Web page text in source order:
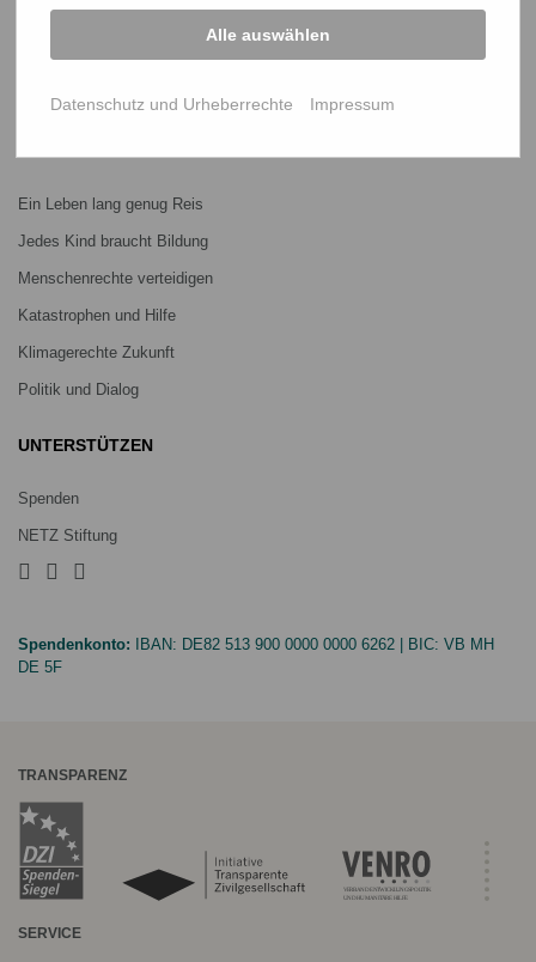
Über uns
Mitmachen
Ein Leben lang genug Reis
Jedes Kind braucht Bildung
Menschenrechte verteidigen
Katastrophen und Hilfe
Klimagerechte Zukunft
Politik und Dialog
UNTERSTÜTZEN
Spenden
NETZ Stiftung
Spendenkonto: IBAN: DE82 513 900 0000 0000 6262 | BIC: VB MH
DE 5F
TRANSPARENZ
SERVICE
Alle auswählen
Datenschutz und Urheberrechte Impressum